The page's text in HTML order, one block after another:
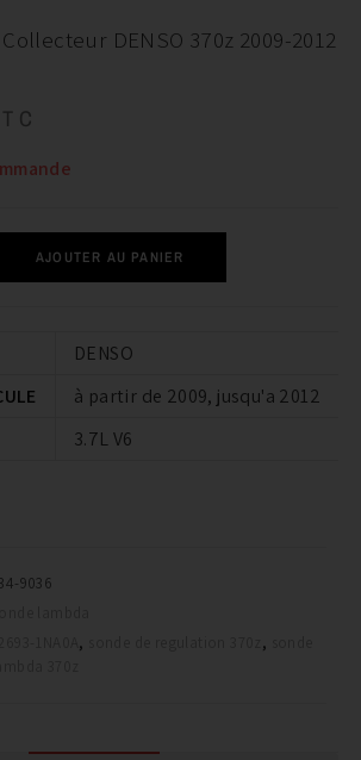
DENSO 370z 2009-2012
AJOUTER AU PANIER
DENSO
à partir de 2009, jusqu'a 2012
3.7L V6
9036
, ,